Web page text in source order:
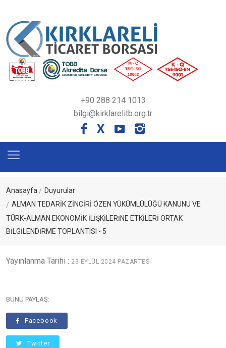
+90 288 214 1013
bilgi@kirklarelitb.org.tr
X
Anasayfa
Duyurular
ALMAN TEDARİK ZİNCİRİ ÖZEN YÜKÜMLÜLÜĞÜ KANUNU VE
TÜRK-ALMAN EKONOMİK İLİŞKİLERİNE ETKİLERİ ORTAK
BİLGİLENDİRME TOPLANTISI - 5
Yayınlanma Tarihi : 23 EYLÜL 2024 PAZARTESI
BUNU PAYLAŞ:
Facebook
Twitter